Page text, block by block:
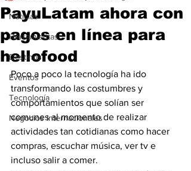
Noticias
Herramientas
Destinos
Eventos
Tecnología
Negocios Internacionales
PayuLatam ahora con
pagos en línea para
hellofood
Poco a poco la tecnología ha ido
transformando las costumbres y
comportamientos que solían ser
comunes al momento de realizar
actividades tan cotidianas como hacer
compras, escuchar música, ver tv e
incluso salir a comer.